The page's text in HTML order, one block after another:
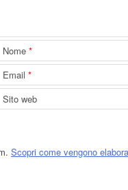
Nome*
Email*
Sito web
Scopri come vengono